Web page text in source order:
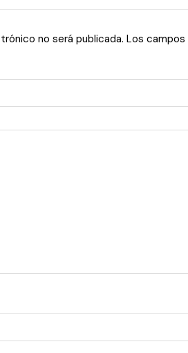
no será publicada. Los